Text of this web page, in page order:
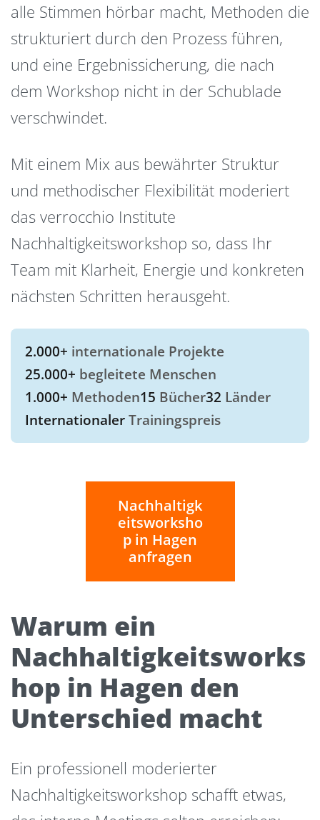
alle Stimmen hörbar macht, Methoden die
strukturiert durch den Prozess führen,
und eine Ergebnissicherung, die nach
dem Workshop nicht in der Schublade
verschwindet.
Mit einem Mix aus bewährter Struktur
und methodischer Flexibilität moderiert
das verrocchio Institute
Nachhaltigkeitsworkshop so, dass Ihr
Team mit Klarheit, Energie und konkreten
nächsten Schritten herausgeht.
2.000+ internationale Projekte
25.000+ begleitete Menschen
1.000+ Methoden15 Bücher32 Länder
InternationalerTrainingspreis
Nachhaltigk
eitsworksho
p in Hagen
anfragen
Warum ein
Nachhaltigkeitsworks
hop in Hagen den
Unterschied macht
Ein professionell moderierter
Nachhaltigkeitsworkshop schafft etwas,